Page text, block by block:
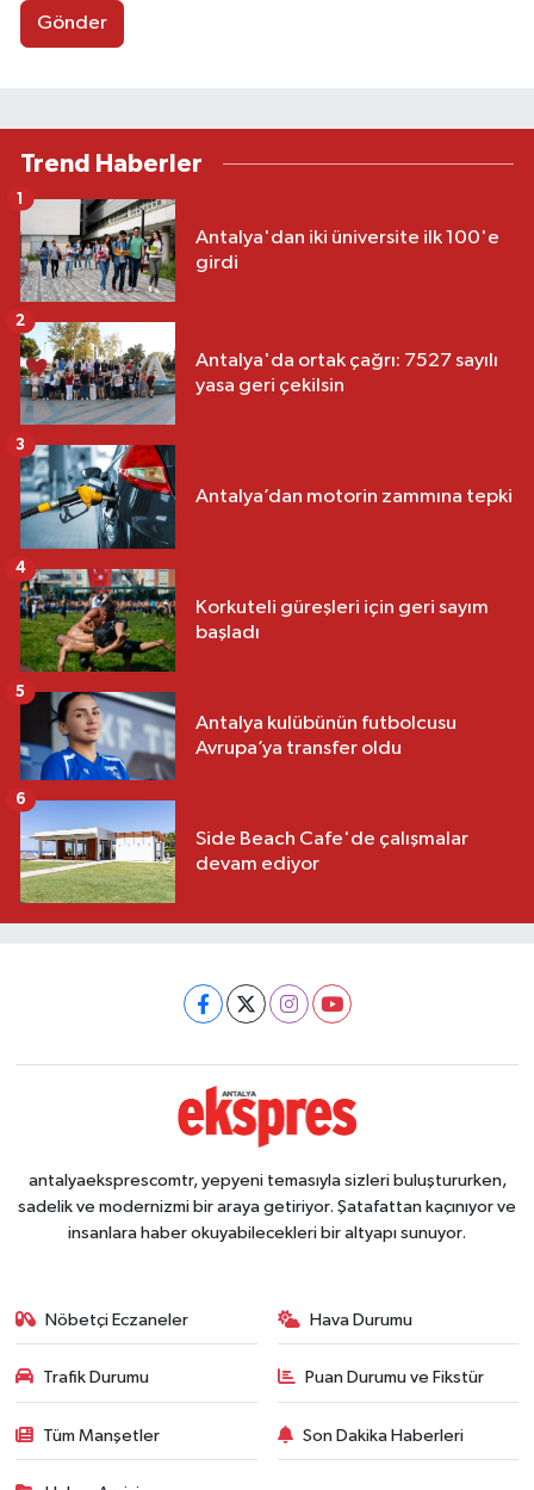
Gönder
Trend Haberler
Antalya'dan iki üniversite ilk 100'e
girdi
1
Antalya'da ortak çağrı: 7527 sayılı
yasa geri çekilsin
2
Antalya’dan motorin zammına tepki
3
Korkuteli güreşleri için geri sayım
başladı
4
Antalya kulübünün futbolcusu
Avrupa’ya transfer oldu
5
Side Beach Cafe'de çalışmalar
devam ediyor
6
antalyaeksprescomtr, yepyeni temasıyla sizleri buluştururken,
sadelik ve modernizmi bir araya getiriyor. Şatafattan kaçınıyor ve
insanlara haber okuyabilecekleri bir altyapı sunuyor.
Nöbetçi Eczaneler Hava Durumu
Trafik Durumu Puan Durumu ve Fikstür
Tüm Manşetler Son Dakika Haberleri